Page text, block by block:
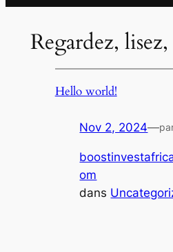
Regardez,
Hello world!
Nov 2, 2024—
om
dans